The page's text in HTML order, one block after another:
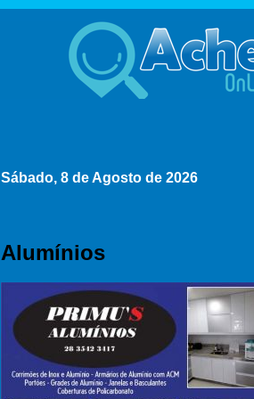
Sábado, 8 de Agosto de 2026
Alumínios